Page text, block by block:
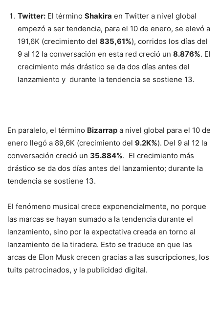
Twitter: El término Shakira en Twitter a nivel global
empezó a ser tendencia, para el 10 de enero, se elevó a
191,6K (crecimiento del 835,61%), corridos los días del
9 al 12 la conversación en esta red creció un 8.876%. El
crecimiento más drástico se da dos días antes del
lanzamiento y durante la tendencia se sostiene 13.
En paralelo, el término Bizarrap a nivel global para el 10 de
enero llegó a 89,6K (crecimiento del 9.2K%). Del 9 al 12 la
conversación creció un 35.884%. El crecimiento más
drástico se da dos días antes del lanzamiento; durante la
tendencia se sostiene 13.
El fenómeno musical crece exponencialmente, no porque
las marcas se hayan sumado a la tendencia durante el
lanzamiento, sino por la expectativa creada en torno al
lanzamiento de la tiradera. Esto se traduce en que las
arcas de Elon Musk crecen gracias a las suscripciones, los
tuits patrocinados, y la publicidad digital.